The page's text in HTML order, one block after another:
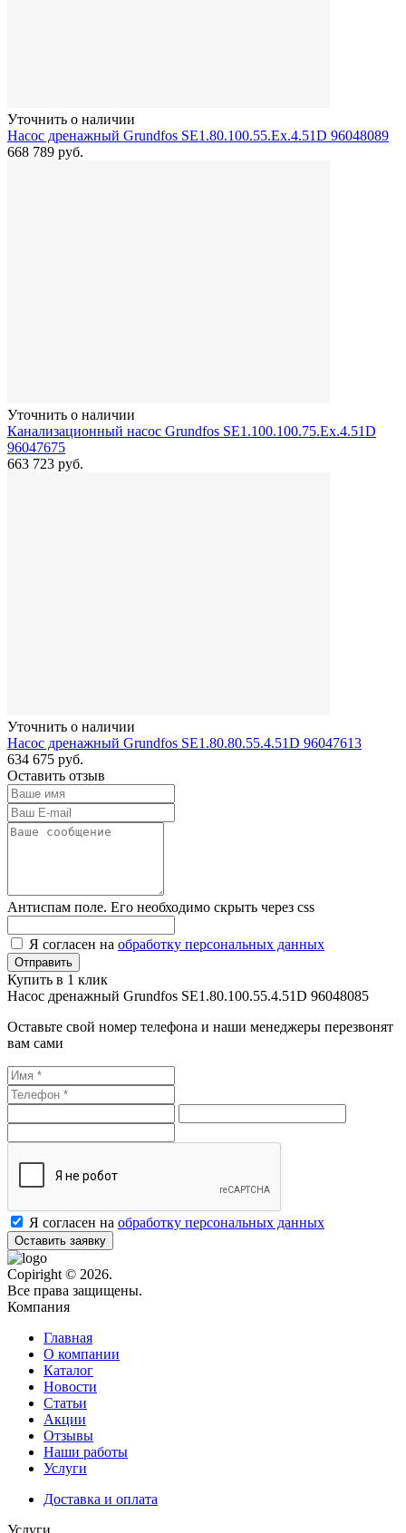
Уточнить о наличии
Насос дренажный Grundfos SE1.80.100.55.Ex.4.51D 96048089
668 789 руб.
Уточнить о наличии
Канализационный насос Grundfos SE1.100.100.75.Ex.4.51D
96047675
663 723 руб.
Уточнить о наличии
Насос дренажный Grundfos SE1.80.80.55.4.51D 96047613
634 675 руб.
Оставить отзыв
Антиспам поле. Его необходимо скрыть через css
Я согласен на обработку персональных данных
Купить в 1 клик
Насос дренажный Grundfos SE1.80.100.55.4.51D 96048085
Оставьте свой номер телефона и наши менеджеры перезвонят
вам сами
Я согласен на обработку персональных данных
Оставить заявку
Copiright © 2026.
Все права защищены.
Компания
Главная
О компании
Каталог
Новости
Статьи
Акции
Отзывы
Наши работы
Услуги
Доставка и оплата